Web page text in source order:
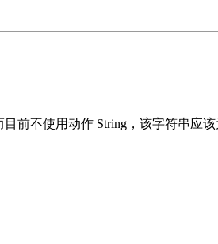
前不使用动作 String，该字符串应该